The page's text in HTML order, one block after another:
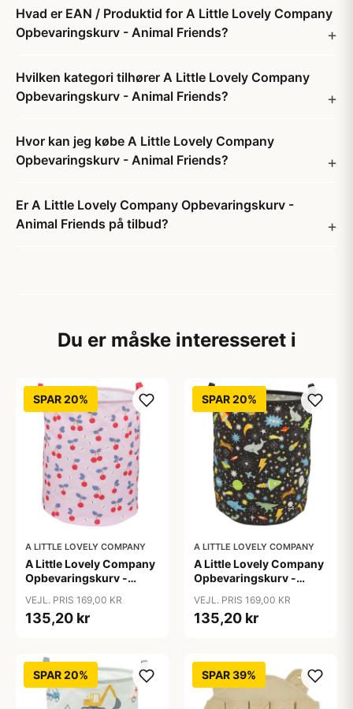
Hvad er EAN / Produktid for A Little Lovely Company
Opbevaringskurv - Animal Friends?
Hvilken kategori tilhører A Little Lovely Company
Opbevaringskurv - Animal Friends?
Hvor kan jeg købe A Little Lovely Company
Opbevaringskurv - Animal Friends?
Er A Little Lovely Company Opbevaringskurv -
Animal Friends på tilbud?
Du er måske interesseret i
SPAR 20%
A LITTLE LOVELY COMPANY
A Little Lovely Company
Opbevaringskurv -
VEJL. PRIS 169,00 KR
135,20 kr
SPAR 20%
A LITTLE LOVELY COMPANY
A Little Lovely Company
Opbevaringskurv -
VEJL. PRIS 169,00 KR
135,20 kr
SPAR 20% SPAR 39%